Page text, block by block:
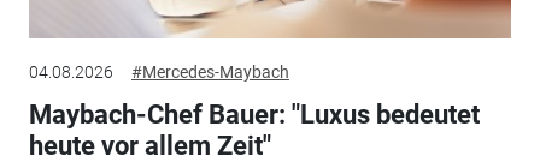
04.08.2026 #Mercedes-Maybach
Maybach-Chef Bauer: "Luxus bedeutet
heute vor allem Zeit"